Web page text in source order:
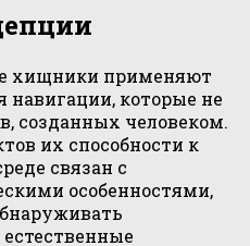
хищники применяют
которые не
созданных человеком.
их способности к
связан с
особенностями,